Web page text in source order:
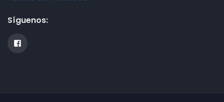
Síguenos: